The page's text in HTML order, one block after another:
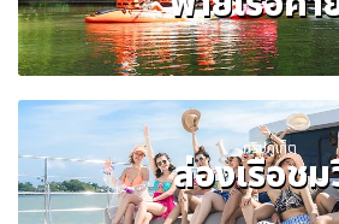
ทริปภูเก็ต
ล่องเรือชม